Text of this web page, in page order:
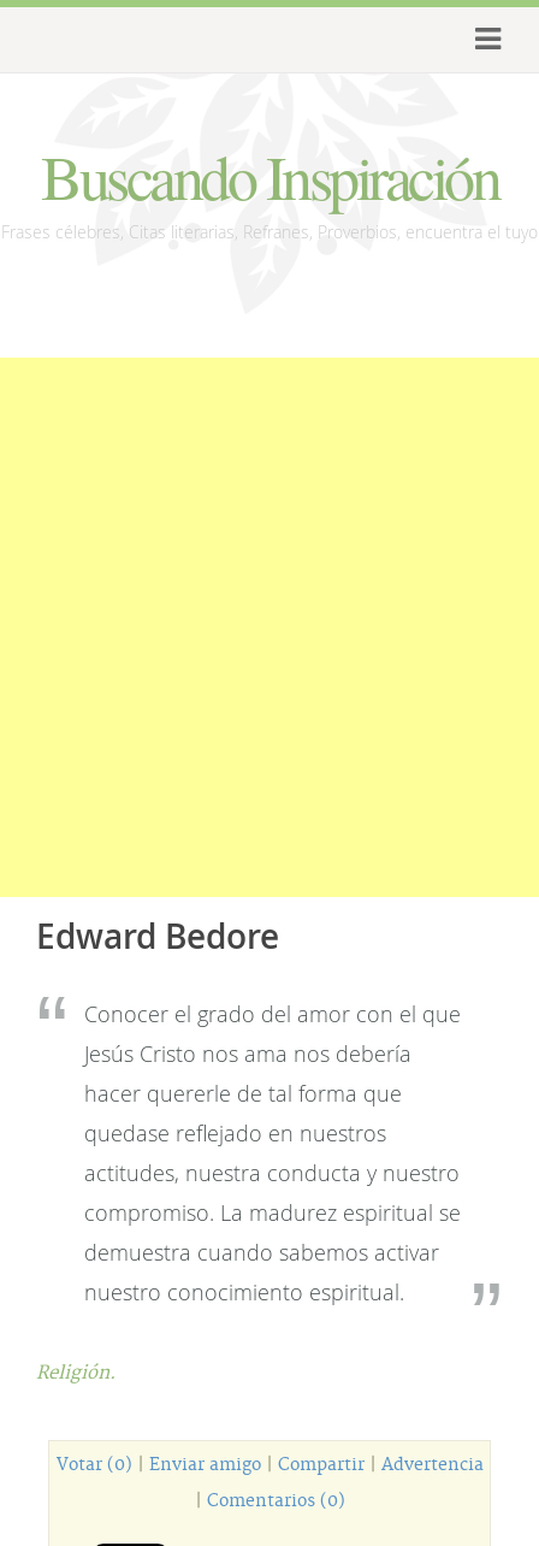
Buscando Inspiración
Frases célebres, Citas literarias, Refranes, Proverbios, encuentra el tuyo
Edward Bedore
Conocer el grado del amor con el que
Jesús Cristo nos ama nos debería
hacer quererle de tal forma que
quedase reflejado en nuestros
actitudes, nuestra conducta y nuestro
compromiso. La madurez espiritual se
demuestra cuando sabemos activar
nuestro conocimiento espiritual.
Religión.
Votar (0) Enviar amigo| Compartir| Advertencia
Comentarios (0)